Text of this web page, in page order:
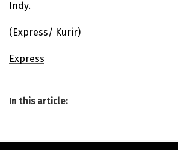
Indy.
(Express/ Kurir)
Express
In this article: